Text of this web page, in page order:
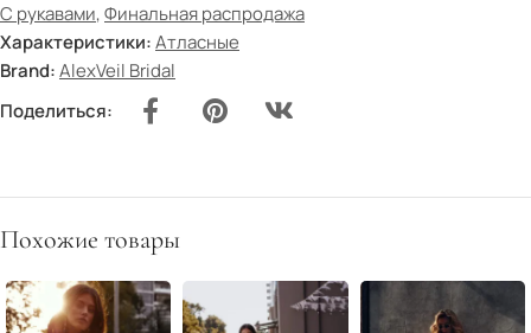
С рукавами,Финальная распродажа
Характеристики:Атласные
Brand:AlexVeil Bridal
Поделиться:
Похожие товары